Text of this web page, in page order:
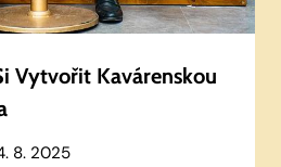
Vytvořit Kavárenskou
8. 2025